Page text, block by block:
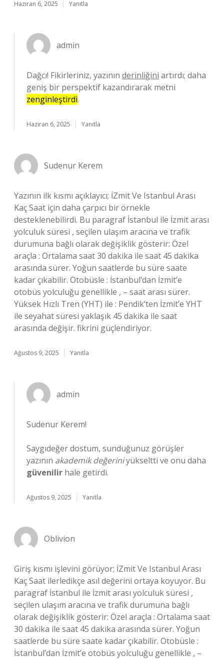
Haziran 6, 2025 Yanıtla
admin
Dağcı! Fikirleriniz, yazının derinliğini artırdı; daha
geniş bir perspektif kazandırarak metni
zenginleştirdi.
Haziran 6, 2025 Yanıtla
Sudenur Kerem
Yazının ilk kısmı açıklayıcı; İZmit Ve Istanbul Arası
Kaç Saat için daha çarpıcı bir örnekle
desteklenebilirdi. Bu paragraf İstanbul ile İzmit arası
yolculuk süresi , seçilen ulaşım aracına ve trafik
durumuna bağlı olarak değişiklik gösterir: Özel
araçla : Ortalama saat 30 dakika ile saat 45 dakika
arasında sürer. Yoğun saatlerde bu süre saate
kadar çıkabilir. Otobüsle : İstanbul’dan İzmit’e
otobüs yolculuğu genellikle , – saat arası sürer.
Yüksek Hızlı Tren (YHT) ile : Pendik’ten İzmit’e YHT
ile seyahat süresi yaklaşık 45 dakika ile saat
arasında değişir. fikrini güçlendiriyor.
Ağustos 9, 2025 Yanıtla
admin
Sudenur Kerem!
Saygıdeğer dostum, sunduğunuz görüşler
yazının akademik değeriniyükseltti ve onu daha
güvenilir hale getirdi.
Ağustos 9, 2025 Yanıtla
Oblivion
Giriş kısmı işlevini görüyor; İZmit Ve Istanbul Arası
Kaç Saat ilerledikçe asıl değerini ortaya koyuyor. Bu
paragraf İstanbul ile İzmit arası yolculuk süresi ,
seçilen ulaşım aracına ve trafik durumuna bağlı
olarak değişiklik gösterir: Özel araçla : Ortalama saat
30 dakika ile saat 45 dakika arasında sürer. Yoğun
saatlerde bu süre saate kadar çıkabilir. Otobüsle :
İstanbul’dan İzmit’e otobüs yolculuğu genellikle , –